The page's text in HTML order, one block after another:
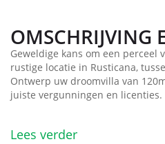
OMSCHRIJVING
Geweldige kans om een perceel
rustige locatie in Rusticana,
Ontwerp uw droomvilla van
juiste vergunningen en licenties.
Lees verder